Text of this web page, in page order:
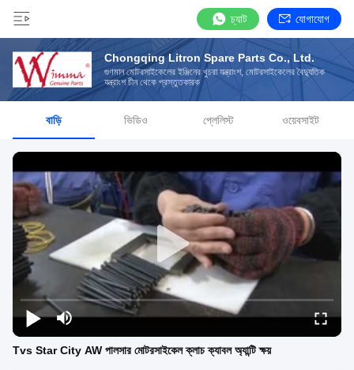
চ্যাট যোগাযোগ
Chongqing Litron Spare Parts Co., Ltd.
গুণমান মোটরসাইকেলের ইঞ্জিনের খুচরা যন্ত্রাংশ, মোটরসাইকেলের বৈদ্যুতিক
যন্ত্রাংশ চীন থেকে প্রস্তুতকারক
বাড়ি ভিডিও প্লেলিস্ট ওয়েবসাইট
Tvs Star City AW পালসার মোটরসাইকেল ক্লাচ ক্যাবল অ্যান্টি ক্ষয়